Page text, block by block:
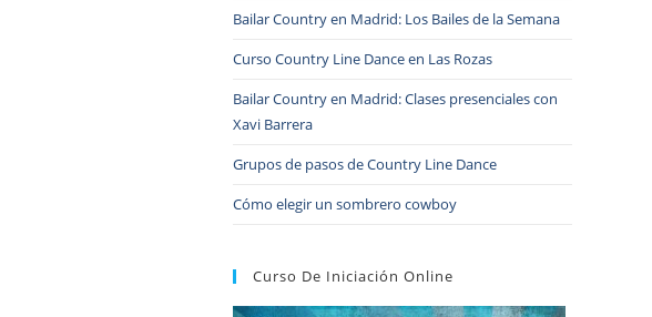
Bailar Country en Madrid: Los Bailes de la Semana
Curso Country Line Dance en Las Rozas
Bailar Country en Madrid: Clases presenciales con
Xavi Barrera
Grupos de pasos de Country Line Dance
Cómo elegir un sombrero cowboy
Curso De Iniciación Online